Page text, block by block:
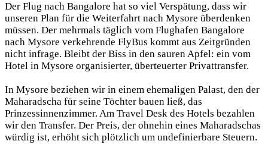
Der Flug nach Bangalore hat so viel Verspätung, dass wir
unseren Plan für die Weiterfahrt nach Mysore überdenken
müssen. Der mehrmals täglich vom Flughafen Bangalore
nach Mysore verkehrende FlyBus kommt aus Zeitgründen
nicht infrage. Bleibt der Biss in den sauren Apfel: ein vom
Hotel in Mysore organisierter, überteuerter Privattransfer.
In Mysore beziehen wir in einem ehemaligen Palast, den der
Maharadscha für seine Töchter bauen ließ, das
Prinzessinnenzimmer. Am Travel Desk des Hotels bezahlen
wir den Transfer. Der Preis, der ohnehin eines Maharadschas
würdig ist, erhöht sich plötzlich um undefinierbare Steuern.